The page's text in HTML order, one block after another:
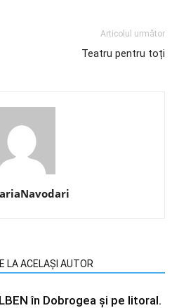
Articolul următor
Teatru pentru toți
LA ACELAȘI AUTOR
în Dobrogea și pe litoral.